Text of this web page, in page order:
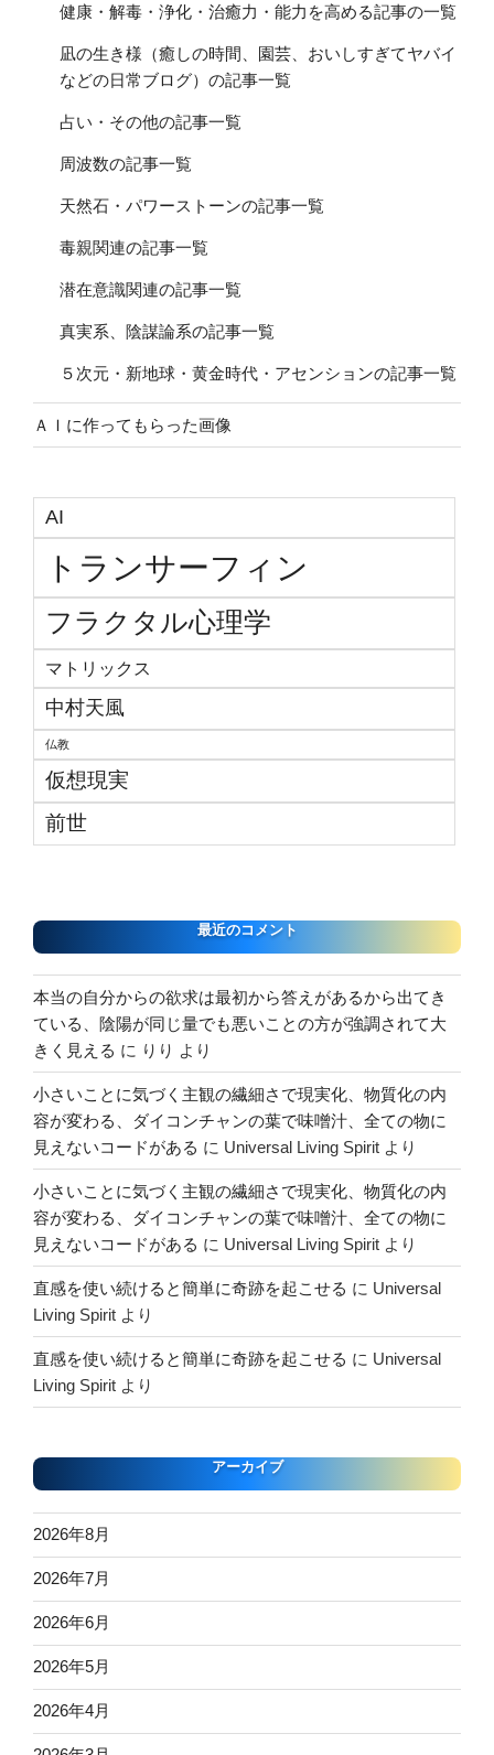
健康・解毒・浄化・治癒力・能力を高める記事の一覧
凪の生き様（癒しの時間、園芸、おいしすぎてヤバイ
などの日常ブログ）の記事一覧
占い・その他の記事一覧
周波数の記事一覧
天然石・パワーストーンの記事一覧
毒親関連の記事一覧
潜在意識関連の記事一覧
真実系、陰謀論系の記事一覧
５次元・新地球・黄金時代・アセンションの記事一覧
ＡＩに作ってもらった画像
AI
トランサーフィン
フラクタル心理学
マトリックス
中村天風
仏教
仮想現実
前世
最近のコメント
本当の自分からの欲求は最初から答えがあるから出てき
ている、陰陽が同じ量でも悪いことの方が強調されて大
きく見える に りり より
小さいことに気づく主観の繊細さで現実化、物質化の内
容が変わる、ダイコンチャンの葉で味噌汁、全ての物に
見えないコードがある に Universal Living Spirit より
小さいことに気づく主観の繊細さで現実化、物質化の内
容が変わる、ダイコンチャンの葉で味噌汁、全ての物に
見えないコードがある に Universal Living Spirit より
直感を使い続けると簡単に奇跡を起こせる に Universal
Living Spirit より
直感を使い続けると簡単に奇跡を起こせる に Universal
Living Spirit より
アーカイブ
2026年8月
2026年7月
2026年6月
2026年5月
2026年4月